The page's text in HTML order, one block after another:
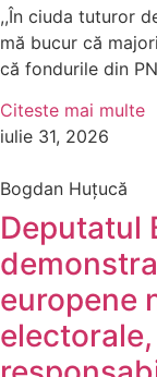
,,În ciuda tuturor
mă bucur că
că fondurile din
Citeste mai multe
iulie 31, 2026
Bogdan Huțucă
Deputatul
europene